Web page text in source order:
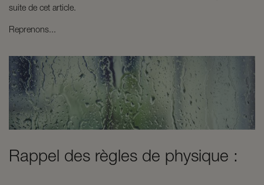
suite de cet article.
Reprenons...
Rappel des règles de physique :